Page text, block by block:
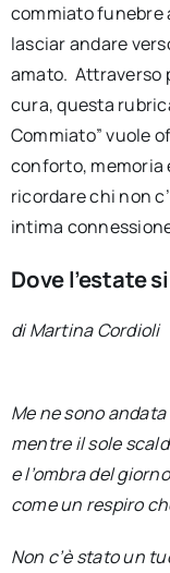
commiato funebre
lasciar andare
amato. Attraverso
cura, questa
Commiato” vuole
conforto, memoria
ricordare chi non
intima
Dove l’estate
di Martina Cordioli
Me ne sono andata
mentre il sole
e l’ombra del
come un respiro
Non c’è stato un